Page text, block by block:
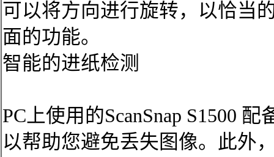
可以将方向进行旋转，以恰当
面的功能。
智能的进纸检测
PC上使用的ScanSnap S1500
以帮助您避免丢失图像。此外